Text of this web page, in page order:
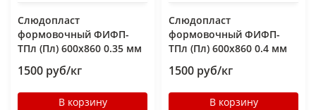
Слюдопласт
формовочный ФИФП-
ТПл (Пл) 600x860 0.35 мм
1500 руб/кг
В корзину
Слюдопласт
формовочный ФИФП-
ТПл (Пл) 600x860 0.4 мм
1500 руб/кг
В корзину